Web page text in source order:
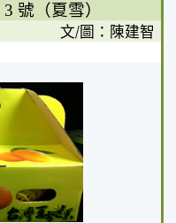
3 號（夏雪）
文/圖： 陳建智